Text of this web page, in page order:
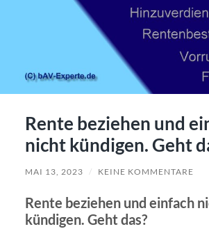
Rente beziehen und
nicht kündigen. Geht
MAI 13, 2023 / KEINE KOMMENTARE
Rente beziehen und einfach
kündigen. Geht das?